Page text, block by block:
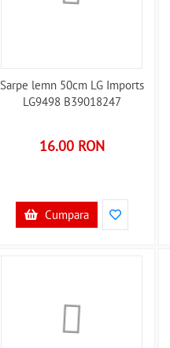
Sarpe lemn 50cm LG Imports
LG9498 B39018247
16.00 RON
Cumpara